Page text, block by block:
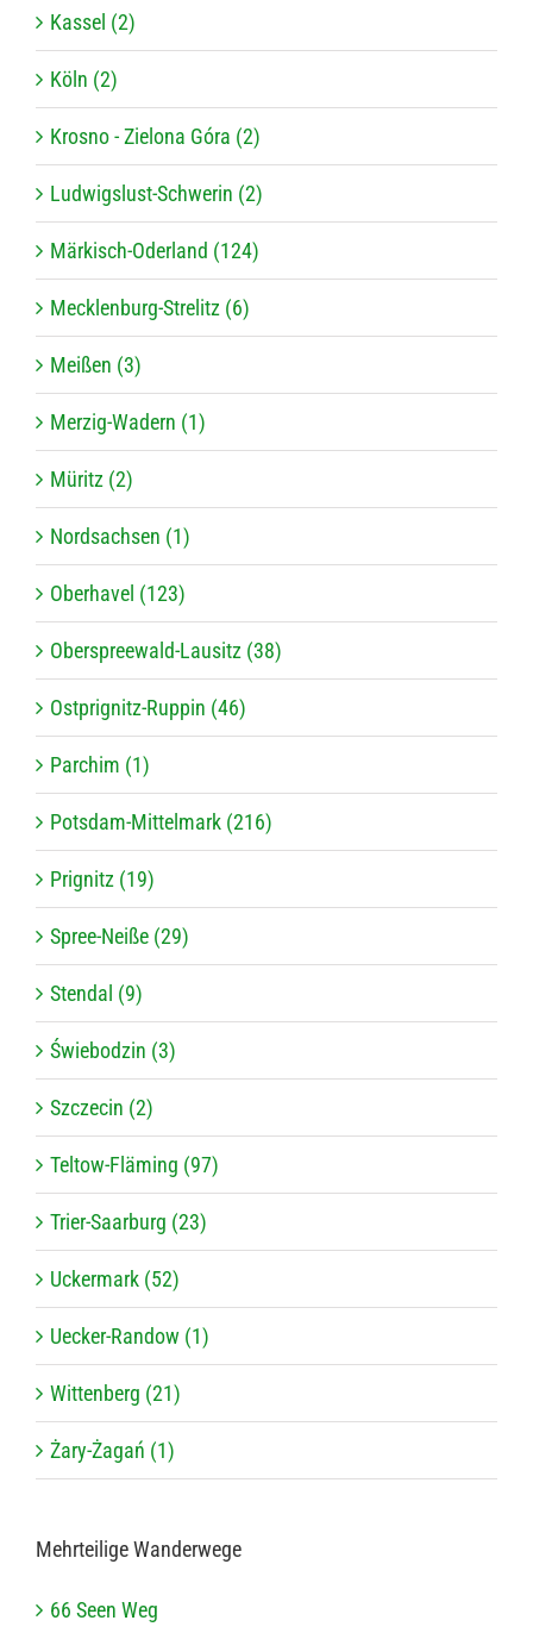
Kassel (2)
Köln (2)
Krosno - Zielona Góra (2)
Ludwigslust-Schwerin (2)
Märkisch-Oderland (124)
Mecklenburg-Strelitz (6)
Meißen (3)
Merzig-Wadern (1)
Müritz (2)
Nordsachsen (1)
Oberhavel (123)
Oberspreewald-Lausitz (38)
Ostprignitz-Ruppin (46)
Parchim (1)
Potsdam-Mittelmark (216)
Prignitz (19)
Spree-Neiße (29)
Stendal (9)
Świebodzin (3)
Szczecin (2)
Teltow-Fläming (97)
Trier-Saarburg (23)
Uckermark (52)
Uecker-Randow (1)
Wittenberg (21)
Żary-Żagań (1)
Mehr­tei­lige Wanderwege
66 Seen Weg